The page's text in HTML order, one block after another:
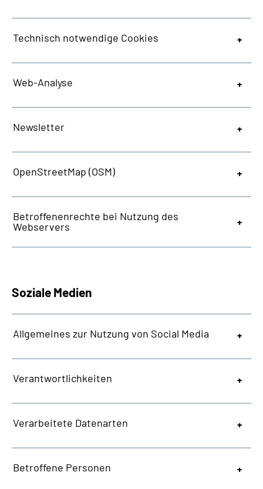
Technisch notwendige Cookies
Web-Analyse
Newsletter
OpenStreetMap (OSM)
Betroffenenrechte bei Nutzung des
Webservers
Soziale Medien
Allgemeines zur Nutzung von Social Media
Verantwortlichkeiten
Verarbeitete Datenarten
Betroffene Personen